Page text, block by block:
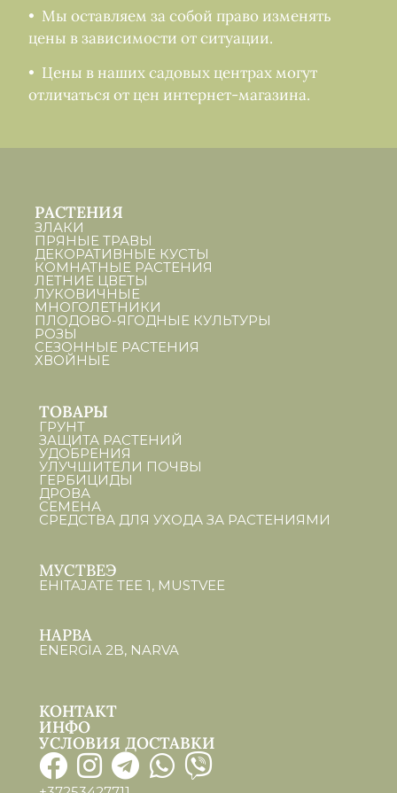
• Мы оставляем за собой право изменять
цены в зависимости от ситуации.
• Цены в наших садовых центрах могут
отличаться от цен интернет-магазина.
РАСТЕНИЯ
ЗЛАКИ
ПРЯНЫЕ ТРАВЫ
ДЕКОРАТИВНЫЕ КУСТЫ
КОМНАТНЫЕ РАСТЕНИЯ
ЛЕТНИЕ ЦВЕТЫ
ЛУКОВИЧНЫЕ
МНОГОЛЕТНИКИ
ПЛОДОВО-ЯГОДНЫЕ КУЛЬТУРЫ
РОЗЫ
СЕЗОННЫЕ РАСТЕНИЯ
ХВОЙНЫЕ
ТОВАРЫ
ГРУНТ
ЗАЩИТА РАСТЕНИЙ
УДОБРЕНИЯ
УЛУЧШИТЕЛИ ПОЧВЫ
ГЕРБИЦИДЫ
ДРОВА
СЕМЕНА
СРЕДСТВА ДЛЯ УХОДА ЗА РАСТЕНИЯМИ
МУСТВЕЭ
EHITAJATE TEE 1, MUSTVEE
НАРВА
ENERGIA 2B, NARVA
КОНТАКТ
ИНФО
УСЛОВИЯ ДОСТАВКИ